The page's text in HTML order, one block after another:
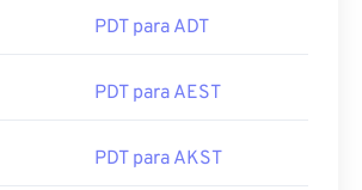
PDT para ADT
PDT para AEST
PDT para AKST